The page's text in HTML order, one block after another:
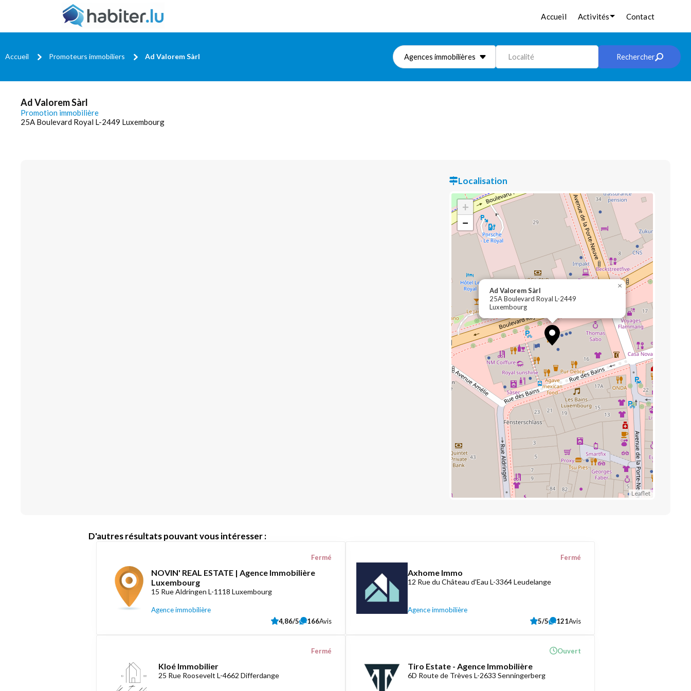
Accueil Activités Contact
Accueil Promoteurs immobiliers Ad Valorem Sàrl Agences immobilières Localité Rechercher
Ad Valorem Sàrl
Promotion immobilière
25A Boulevard Royal L-2449 Luxembourg
Localisation
Ad Valorem Sàrl
25A Boulevard Royal L-2449
Luxembourg
×
+
−
Leaflet
D'autres résultats pouvant vous intéresser :
NOVIN' REAL ESTATE | Agence Immobilière
Luxembourg
15 Rue Aldringen L-1118 Luxembourg
Agence immobilière
Fermé
4,86/5 166Avis
Axhome Immo
12 Rue du Château d'Eau L-3364 Leudelange
Agence immobilière
Fermé
5/5 121Avis
Kloé Immobilier
25 Rue Roosevelt L-4662 Differdange
Fermé
Tiro Estate - Agence Immobilière
6D Route de Trèves L-2633 Senningerberg
Ouvert